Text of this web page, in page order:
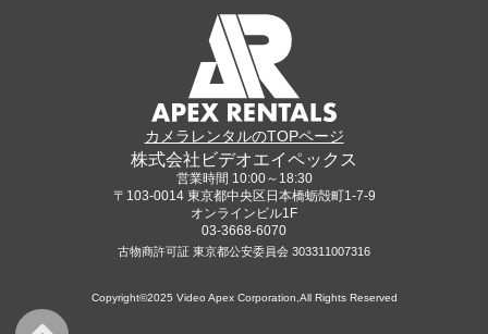
カメラレンタルのTOPページ
株式会社ビデオエイペックス
営業時間 10:00～18:30
〒103-0014 東京都中央区日本橋蛎殻町1-7-9
オンラインビル1F
03-3668-6070
古物商許可証 東京都公安委員会 303311007316
Copyright©2025 Video Apex Corporation,All Rights Reserved